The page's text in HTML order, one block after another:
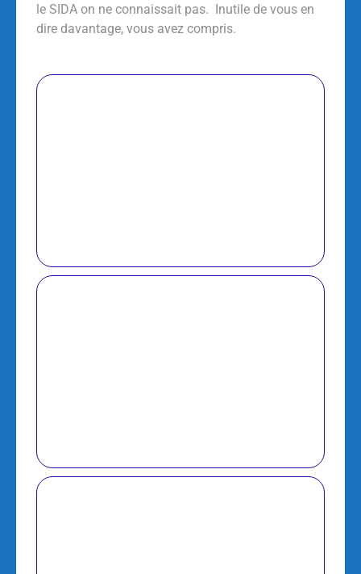
le SIDA on ne connaissait pas. Inutile de vous en
dire davantage, vous avez compris.